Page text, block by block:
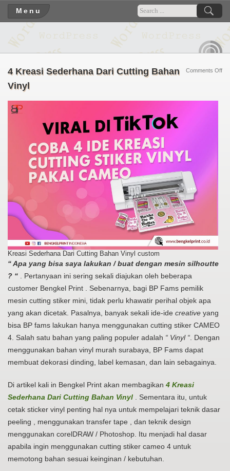
Menu
4 Kreasi Sederhana Dari Cutting Bahan
Vinyl
Kreasi Sederhana Dari Cutting Bahan Vinyl custom
“ Apa yang bisa saya lakukan / buat dengan mesin silhoutte
? “ . Pertanyaan ini sering sekali diajukan oleh beberapa
customer Bengkel Print . Sebenarnya, bagi BP Fams pemilik
mesin cutting stiker mini, tidak perlu khawatir perihal objek apa
yang akan dicetak. Pasalnya, banyak sekali ide-ide creative yang
bisa BP fams lakukan hanya menggunakan cutting stiker CAMEO
4. Salah satu bahan yang paling populer adalah “ Vinyl “ . Dengan
menggunakan bahan vinyl murah surabaya, BP Fams dapat
membuat dekorasi dinding, label kemasan, dan lain sebagainya.
Di artikel kali in Bengkel Print akan membagikan 4 Kreasi
Sederhana Dari Cutting Bahan Vinyl
. Sementara itu, untuk
cetak sticker vinyl penting hal nya untuk mempelajari teknik dasar
peeling , menggunakan transfer tape , dan teknik design
menggunakan corelDRAW / Photoshop. Itu menjadi hal dasar
apabila ingin menggunakan cutting stiker cameo 4 untuk
memotong bahan sesuai keinginan / kebutuhan.
Comments Offon